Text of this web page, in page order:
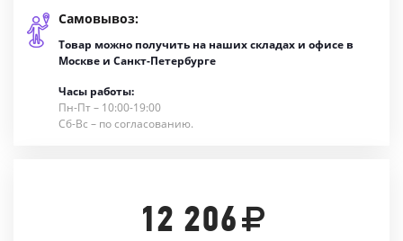
Самовывоз:
Товар можно получить на наших складах и офисе в
Москве и Санкт-Петербурге
Часы работы:
Пн-Пт – 10:00-19:00
Сб-Вс – по согласованию.
12 206